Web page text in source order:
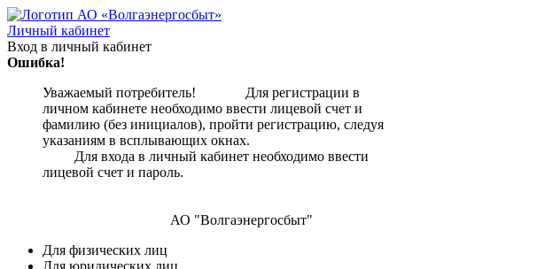
Личный кабинет
Вход в личный кабинет
Ошибка!
Уважаемый потребитель! Для регистрации в
личном кабинете необходимо ввести лицевой счет и
фамилию (без инициалов), пройти регистрацию, следуя
указаниям в всплывающих окнах.
Для входа в личный кабинет необходимо ввести
лицевой счет и пароль.
АО "Волгаэнергосбыт"
Для физических лиц
Для юридических лиц